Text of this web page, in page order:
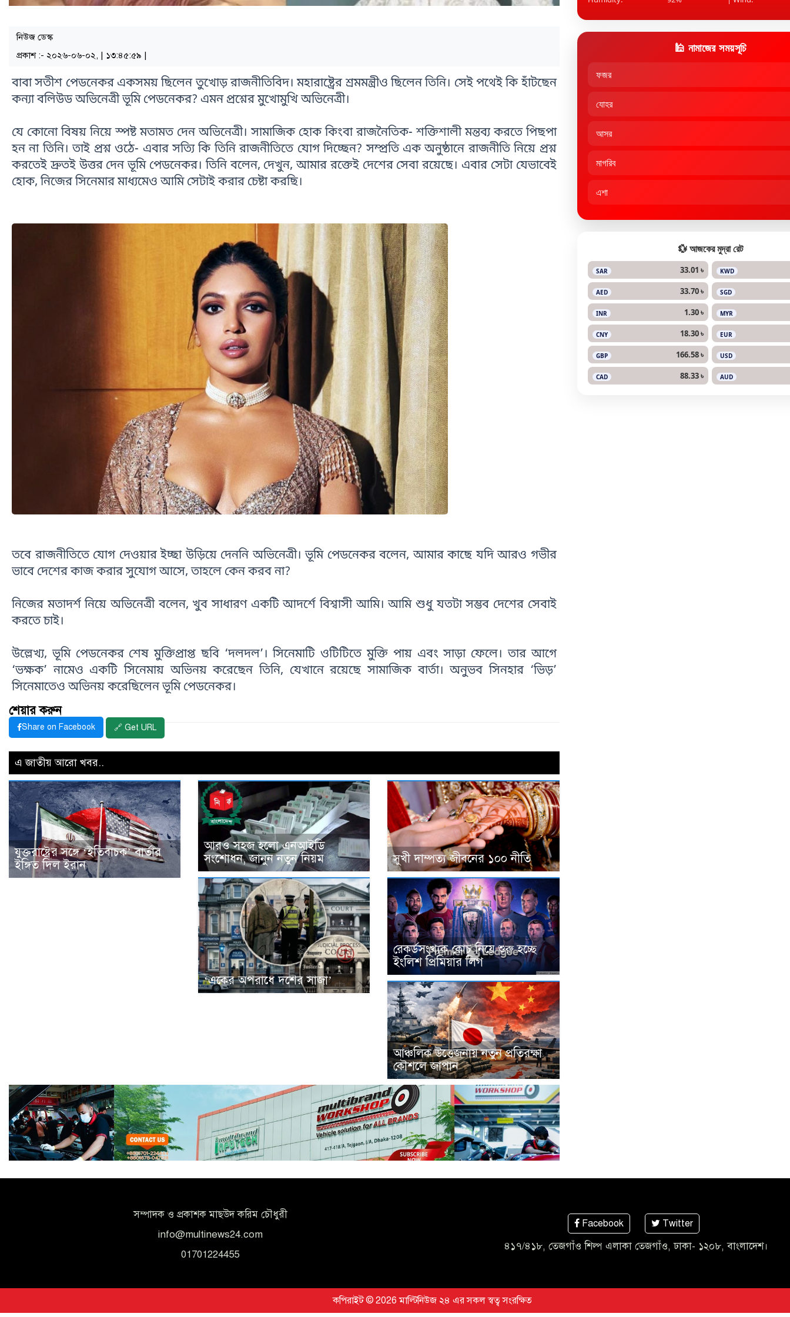
নিউজ ডেস্ক
প্রকাশ :- ২০২৬-০৬-০২, | ১৩:৪৫:৫৯ |
বাবা সতীশ পেডনেকর একসময় ছিলেন তুখোড় রাজনীতিবিদ। মহারাষ্ট্রের শ্রমমন্ত্রীও ছিলেন তিনি। সেই পথেই কি হাঁটছেন
কন্যা বলিউড অভিনেত্রী ভূমি পেডনেকর? এমন প্রশ্নের মুখোমুখি অভিনেত্রী।
যে কোনো বিষয় নিয়ে স্পষ্ট মতামত দেন অভিনেত্রী। সামাজিক হোক কিংবা রাজনৈতিক- শক্তিশালী মন্তব্য করতে পিছপা
হন না তিনি। তাই প্রশ্ন ওঠে- এবার সত্যি কি তিনি রাজনীতিতে যোগ দিচ্ছেন? সম্প্রতি এক অনুষ্ঠানে রাজনীতি নিয়ে প্রশ্ন
করতেই দ্রুতই উত্তর দেন ভূমি পেডনেকর। তিনি বলেন, দেখুন, আমার রক্তেই দেশের সেবা রয়েছে। এবার সেটা যেভাবেই
হোক, নিজের সিনেমার মাধ্যমেও আমি সেটাই করার চেষ্টা করছি।
তবে রাজনীতিতে যোগ দেওয়ার ইচ্ছা উড়িয়ে দেননি অভিনেত্রী। ভূমি পেডনেকর বলেন, আমার কাছে যদি আরও গভীর
ভাবে দেশের কাজ করার সুযোগ আসে, তাহলে কেন করব না?
নিজের মতাদর্শ নিয়ে অভিনেত্রী বলেন, খুব সাধারণ একটি আদর্শে বিশ্বাসী আমি। আমি শুধু যতটা সম্ভব দেশের সেবাই
করতে চাই।
উল্লেখ্য, ভূমি পেডনেকর শেষ মুক্তিপ্রাপ্ত ছবি ‘দলদল’। সিনেমাটি ওটিটিতে মুক্তি পায় এবং সাড়া ফেলে। তার আগে
‘ভক্ষক’ নামেও একটি সিনেমায় অভিনয় করেছেন তিনি, যেখানে রয়েছে সামাজিক বার্তা। অনুভব সিনহার ‘ভিড়’
সিনেমাতেও অভিনয় করেছিলেন ভূমি পেডনেকর।
শেয়ার করুন
Share on Facebook 🔗 Get URL
এ জাতীয় আরো খবর..
যুক্তরাষ্ট্রের সঙ্গে ‘ইতিবাচক’ বার্তার
ইঙ্গিত দিল ইরান
আরও সহজ হলো এনআইডি
সংশোধন, জানুন নতুন নিয়ম
সুখী দাম্পত্য জীবনের ১০০ নীতি
‘একের অপরাধে দশের সাজা’
রেকর্ডসংখ্যক কোচ নিয়ে শুরু হচ্ছে
ইংলিশ প্রিমিয়ার লিগ
আঞ্চলিক উত্তেজনায় নতুন প্রতিরক্ষা
কৌশলে জাপান
🕌 নামাজের সময়সূচি
ফজর
যোহর
আসর
মাগরিব
এশা
💱 আজকের মুদ্রা রেট
SAR 33.01 ৳ KWD
AED 33.70 ৳ SGD
INR 1.30 ৳ MYR
CNY 18.30 ৳ EUR
GBP 166.58 ৳ USD
CAD 88.33 ৳ AUD
সম্পাদক ও প্রকাশক মাছউদ করিম চৌধুরী
info@multinews24.com
01701224455
Facebook Twitter
৪১৭/৪১৮, তেজগাঁও শিল্প এলাকা তেজগাঁও, ঢাকা- ১২০৮, বাংলাদেশ।
কপিরাইট © 2026 মাল্টিনিউজ ২৪ এর সকল স্বত্ব সংরক্ষিত